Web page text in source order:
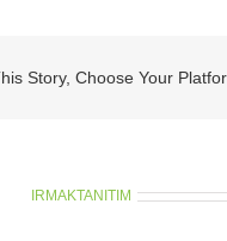
Story, Choose Your
IRMAKTANITIM